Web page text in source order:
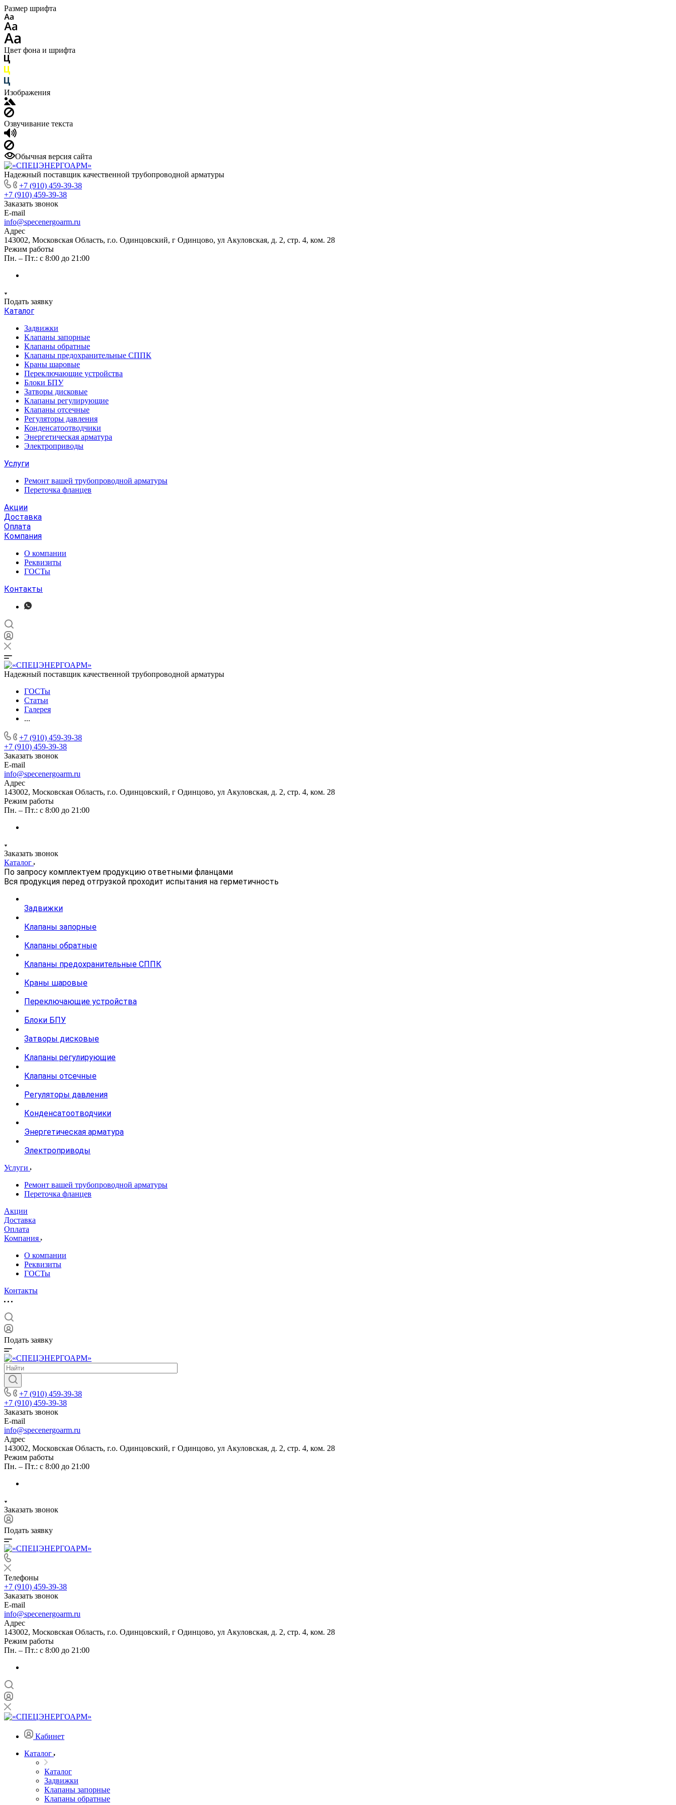
Размер шрифта
Цвет фона и шрифта
Изображения
Озвучивание текста
Обычная версия сайта
Надежный поставщик качественной трубопроводной арматуры
+7 (910) 459-39-38
+7 (910) 459-39-38
Заказать звонок
E-mail
info@specenergoarm.ru
Адрес
143002, Московская Область, г.о. Одинцовский, г Одинцово, ул Акуловская, д. 2, стр. 4, ком. 28
Режим работы
Пн. – Пт.: с 8:00 до 21:00
Подать заявку
Каталог
Задвижки
Клапаны запорные
Клапаны обратные
Клапаны предохранительные СППК
Краны шаровые
Переключающие устройства
Блоки БПУ
Затворы дисковые
Клапаны регулирующие
Клапаны отсечные
Регуляторы давления
Конденсатоотводчики
Энергетическая арматура
Электроприводы
Услуги
Ремонт вашей трубопроводной арматуры
Переточка фланцев
Акции
Доставка
Оплата
Компания
О компании
Реквизиты
ГОСТы
Контакты
Надежный поставщик качественной трубопроводной арматуры
ГОСТы
Статьи
Галерея
...
+7 (910) 459-39-38
+7 (910) 459-39-38
Заказать звонок
E-mail
info@specenergoarm.ru
Адрес
143002, Московская Область, г.о. Одинцовский, г Одинцово, ул Акуловская, д. 2, стр. 4, ком. 28
Режим работы
Пн. – Пт.: с 8:00 до 21:00
Заказать звонок
Каталог
По запросу комплектуем продукцию ответными фланцами
Вся продукция перед отгрузкой проходит испытания на герметичность
Задвижки
Клапаны запорные
Клапаны обратные
Клапаны предохранительные СППК
Краны шаровые
Переключающие устройства
Блоки БПУ
Затворы дисковые
Клапаны регулирующие
Клапаны отсечные
Регуляторы давления
Конденсатоотводчики
Энергетическая арматура
Электроприводы
Услуги
Ремонт вашей трубопроводной арматуры
Переточка фланцев
Акции
Доставка
Оплата
Компания
О компании
Реквизиты
ГОСТы
Контакты
Подать заявку
+7 (910) 459-39-38
+7 (910) 459-39-38
Заказать звонок
E-mail
info@specenergoarm.ru
Адрес
143002, Московская Область, г.о. Одинцовский, г Одинцово, ул Акуловская, д. 2, стр. 4, ком. 28
Режим работы
Пн. – Пт.: с 8:00 до 21:00
Заказать звонок
Подать заявку
Телефоны
+7 (910) 459-39-38
Заказать звонок
E-mail
info@specenergoarm.ru
Адрес
143002, Московская Область, г.о. Одинцовский, г Одинцово, ул Акуловская, д. 2, стр. 4, ком. 28
Режим работы
Пн. – Пт.: с 8:00 до 21:00
Кабинет
Каталог
Каталог
Задвижки
Клапаны запорные
Клапаны обратные